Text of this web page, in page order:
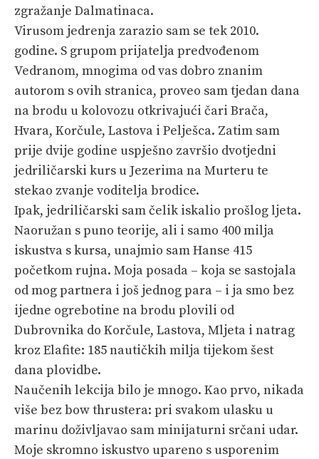
zgražanje Dalmatinaca.
Virusom jedrenja zarazio sam se tek 2010.
godine. S grupom prijatelja predvođenom
Vedranom, mnogima od vas dobro znanim
autorom s ovih stranica, proveo sam tjedan dana
na brodu u kolovozu otkrivajući čari Brača,
Hvara, Korčule, Lastova i Pelješca. Zatim sam
prije dvije godine uspješno završio dvotjedni
jedriličarski kurs u Jezerima na Murteru te
stekao zvanje voditelja brodice.
Ipak, jedriličarski sam čelik iskalio prošlog ljeta.
Naoružan s puno teorije, ali i samo 400 milja
iskustva s kursa, unajmio sam Hanse 415
početkom rujna. Moja posada – koja se sastojala
od mog partnera i još jednog para – i ja smo bez
ijedne ogrebotine na brodu plovili od
Dubrovnika do Korčule, Lastova, Mljeta i natrag
kroz Elafite: 185 nautičkih milja tijekom šest
dana plovidbe.
Naučenih lekcija bilo je mnogo. Kao prvo, nikada
više bez bow thrustera: pri svakom ulasku u
marinu doživljavao sam minijaturni srčani udar.
Moje skromno iskustvo upareno s usporenim